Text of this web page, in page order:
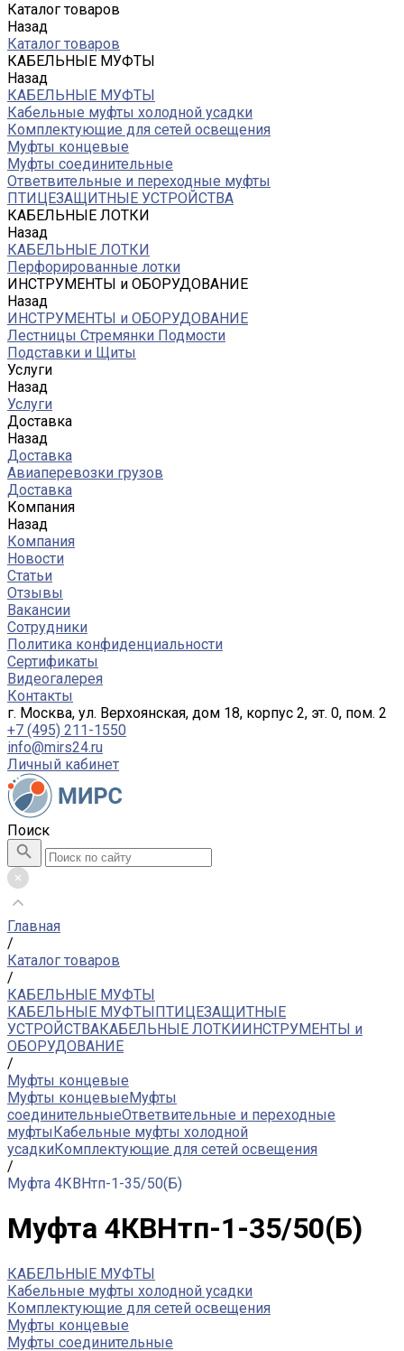
Каталог товаров
Назад
Каталог товаров
КАБЕЛЬНЫЕ МУФТЫ
Назад
КАБЕЛЬНЫЕ МУФТЫ
Кабельные муфты холодной усадки
Комплектующие для сетей освещения
Муфты концевые
Муфты соединительные
Ответвительные и переходные муфты
ПТИЦЕЗАЩИТНЫЕ УСТРОЙСТВА
КАБЕЛЬНЫЕ ЛОТКИ
Назад
КАБЕЛЬНЫЕ ЛОТКИ
Перфорированные лотки
ИНСТРУМЕНТЫ и ОБОРУДОВАНИЕ
Назад
ИНСТРУМЕНТЫ и ОБОРУДОВАНИЕ
Лестницы Стремянки Подмости
Подставки и Щиты
Услуги
Назад
Услуги
Доставка
Назад
Доставка
Авиаперевозки грузов
Доставка
Компания
Назад
Компания
Новости
Статьи
Отзывы
Вакансии
Сотрудники
Политика конфиденциальности
Сертификаты
Видеогалерея
Контакты
г. Москва, ул. Верхоянская, дом 18, корпус 2, эт. 0, пом. 2
+7 (495) 211-1550
info@mirs24.ru
Личный кабинет
Поиск
Главная
/
Каталог товаров
/
КАБЕЛЬНЫЕ МУФТЫ
КАБЕЛЬНЫЕ МУФТЫПТИЦЕЗАЩИТНЫЕ
УСТРОЙСТВАКАБЕЛЬНЫЕ ЛОТКИИНСТРУМЕНТЫ и
ОБОРУДОВАНИЕ
/
Муфты концевые
Муфты концевыеМуфты
соединительныеОтветвительные и переходные
муфтыКабельные муфты холодной
усадкиКомплектующие для сетей освещения
/
Муфта 4КВНтп-1-35/50(Б)
Муфта 4КВНтп-1-35/50(Б)
КАБЕЛЬНЫЕ МУФТЫ
Кабельные муфты холодной усадки
Комплектующие для сетей освещения
Муфты концевые
Муфты соединительные